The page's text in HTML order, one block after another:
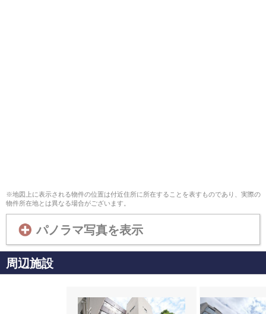
※地図上に表示される物件の位置は付近住所に所在することを表すものであり、実際の
物件所在地とは異なる場合がございます。
パノラマ写真を表示
周辺施設